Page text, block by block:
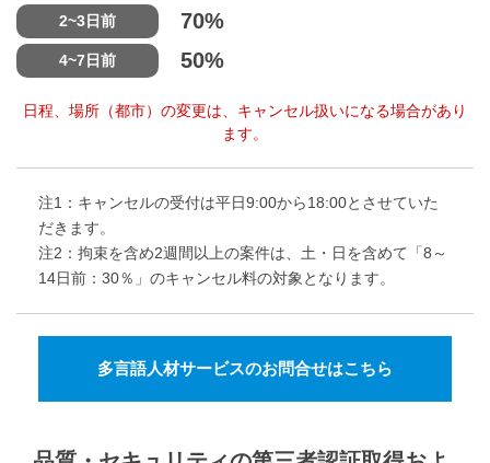
2~3日前 70%
4~7日前 50%
日程、場所（都市）の変更は、キャンセル扱いになる場合があり
ます。
注1：キャンセルの受付は平日9:00から18:00とさせていた
だきます。
注2：拘束を含め2週間以上の案件は、土・日を含めて「8～
14日前：30％」のキャンセル料の対象となります。
多言語人材サービスのお問合せはこちら